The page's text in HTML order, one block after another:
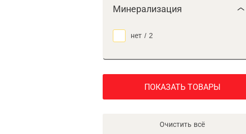
Минерализация
нет / 2
ПОКАЗАТЬ ТОВАРЫ
Очистить всё